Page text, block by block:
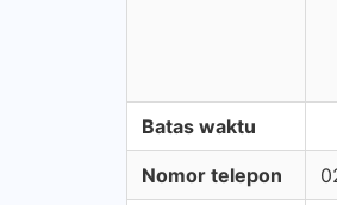
Batas waktu
Nomor telepon